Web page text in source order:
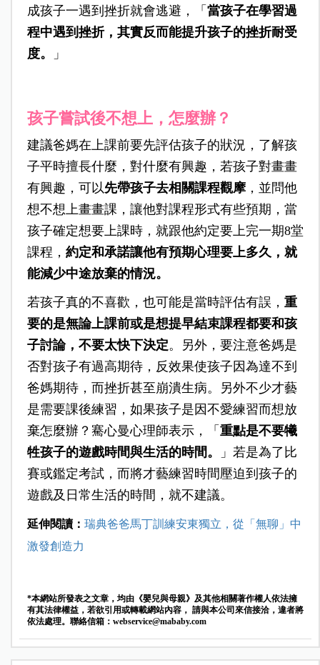
成孩子一遇到挫折就會逃避，「 當孩子在學習過
程中遇到挫折，其實反而能提升孩子的挫折耐受
度。
」
孩子嘗試後不想上，怎麼辦？
建議爸媽在上課前要先評估孩子的狀況， 了解孩
子平時擅長什麼，對什麼有興趣，若孩子對畫畫
有興趣， 可以先帶孩子去相關課程觀摩，並問他
想不想上畫畫課，讓他對課程形式有些預期 ， 當
孩子確定想要上課時，就跟他約定要上完一期8堂
課程， 約定和承諾讓他有預期心理要上多久，就
能減少中途放棄的情況。
若孩子真的不喜歡，也可能是當時評估有誤， 重
要的是無論上課前或是想提早結束課程都要和孩
子討論，不要太快下決定。另外，要注意爸媽是
否對孩子有過高期待，反效果使孩子因為達不到
爸媽期待，而挫折甚至崩潰生病。
另外不少才藝
是需要課後練習， 如果孩子是因不愛練習而想放
棄怎麼辦？ 騫心曼心理師表示，「 重點是不要犧
牲孩子的遊戲時間與生活的時間。
」若是為了比
賽或鑑定考試，而將才藝練習時間壓迫到孩子的
遊戲及日常生活的時間，就不建議。
延伸閱讀： 瑞典爸爸馬丁訓練安東獨立，從「無聊」中
激發創造力
*本網站所發表之文章，均由《嬰兒與母親》及其他相關著作權人依法擁
有其法律權益，若欲引用或轉載網站內容， 請與本公司來信接洽，違者將
依法處理。聯絡信箱： webservice@mababy.com